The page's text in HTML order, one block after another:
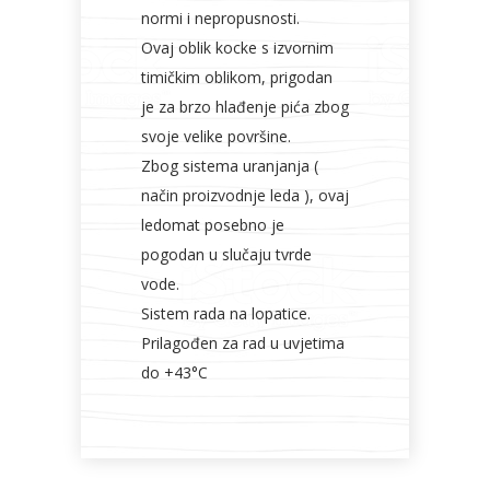
normi i nepropusnosti.
Ovaj oblik kocke s izvornim
timičkim oblikom, prigodan
je za brzo hlađenje pića zbog
svoje velike površine.
Zbog sistema uranjanja (
način proizvodnje leda ), ovaj
ledomat posebno je
pogodan u slučaju tvrde
vode.
Sistem rada na lopatice.
Prilagođen za rad u uvjetima
do +43°C